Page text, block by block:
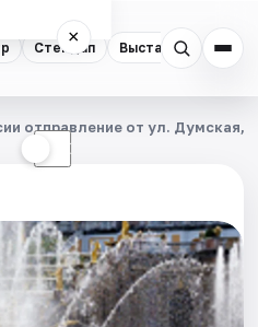
Стендап Выставки
×
☾
отправление от ул. Думская,